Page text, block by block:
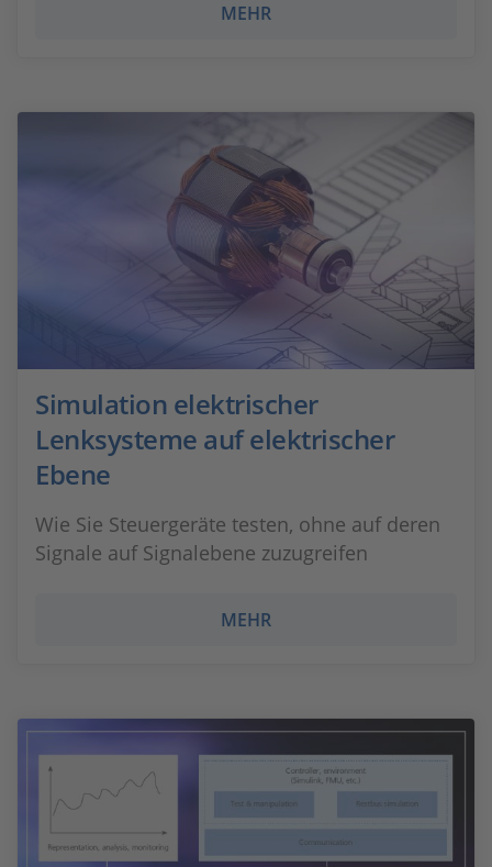
MEHR
Simulation elektrischer
Lenksysteme auf elektrischer
Ebene
Wie Sie Steuergeräte testen, ohne auf deren
Signale auf Signalebene zuzugreifen
MEHR